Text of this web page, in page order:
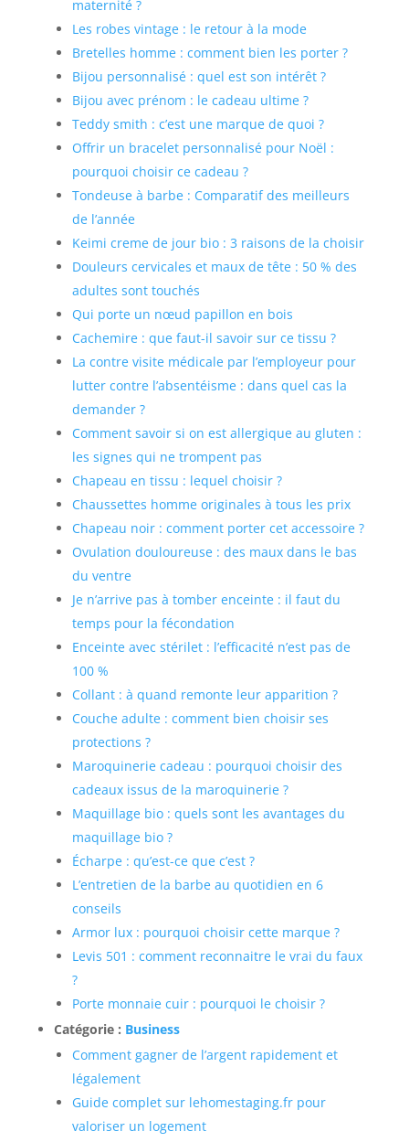
maternité ?
Les robes vintage : le retour à la mode
Bretelles homme : comment bien les porter ?
Bijou personnalisé : quel est son intérêt ?
Bijou avec prénom : le cadeau ultime ?
Teddy smith : c’est une marque de quoi ?
Offrir un bracelet personnalisé pour Noël :
pourquoi choisir ce cadeau ?
Tondeuse à barbe : Comparatif des meilleurs
de l’année
Keimi creme de jour bio : 3 raisons de la choisir
Douleurs cervicales et maux de tête : 50 % des
adultes sont touchés
Qui porte un nœud papillon en bois
Cachemire : que faut-il savoir sur ce tissu ?
La contre visite médicale par l’employeur pour
lutter contre l’absentéisme : dans quel cas la
demander ?
Comment savoir si on est allergique au gluten :
les signes qui ne trompent pas
Chapeau en tissu : lequel choisir ?
Chaussettes homme originales à tous les prix
Chapeau noir : comment porter cet accessoire ?
Ovulation douloureuse : des maux dans le bas
du ventre
Je n’arrive pas à tomber enceinte : il faut du
temps pour la fécondation
Enceinte avec stérilet : l’efficacité n’est pas de
100 %
Collant : à quand remonte leur apparition ?
Couche adulte : comment bien choisir ses
protections ?
Maroquinerie cadeau : pourquoi choisir des
cadeaux issus de la maroquinerie ?
Maquillage bio : quels sont les avantages du
maquillage bio ?
Écharpe : qu’est-ce que c’est ?
L’entretien de la barbe au quotidien en 6
conseils
Armor lux : pourquoi choisir cette marque ?
Levis 501 : comment reconnaitre le vrai du faux
?
Porte monnaie cuir : pourquoi le choisir ?
Catégorie : Business
Comment gagner de l’argent rapidement et
légalement
Guide complet sur lehomestaging.fr pour
valoriser un logement